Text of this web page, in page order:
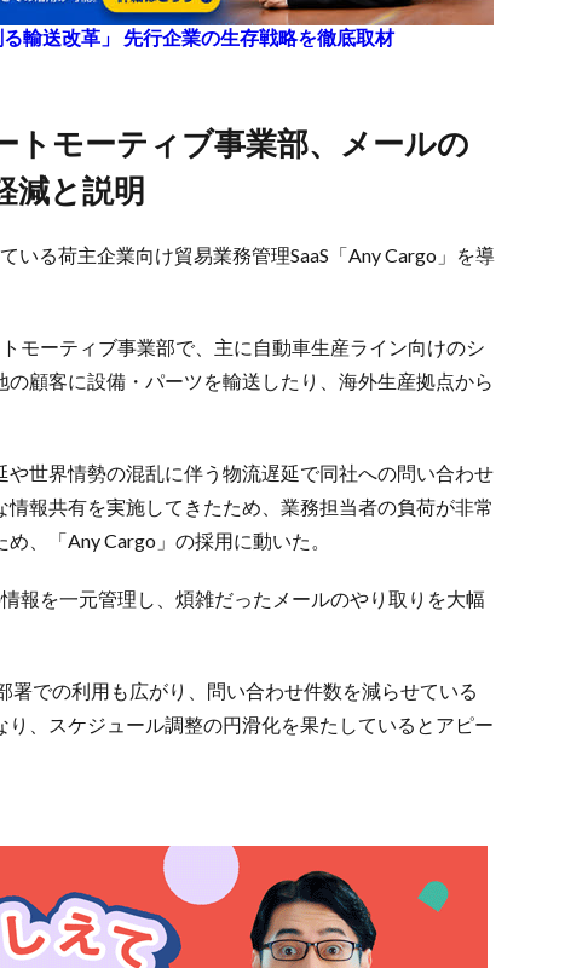
輸送改革」 先行企業の生存戦略を徹底取材
減と説明
いる荷主企業向け貿易業務管理SaaS「Any Cargo」を導
モーティブ事業部で、主に自動車生産ライン向けのシ
顧客に設備・パーツを輸送したり、海外生産拠点から
世界情勢の混乱に伴う物流遅延で同社への問い合わせ
報共有を実施してきたため、業務担当者の負荷が非常
、「Any Cargo」の採用に動いた。
報を一元管理し、煩雑だったメールのやり取りを大幅
署での利用も広がり、問い合わせ件数を減らせている
り、スケジュール調整の円滑化を果たしているとアピー